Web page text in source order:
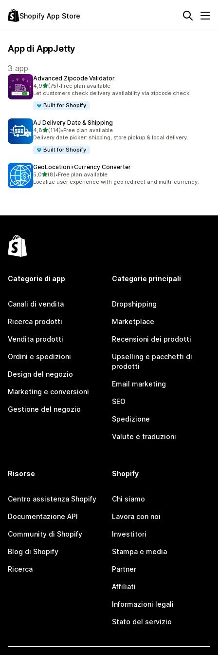
Shopify App Store
App di AppJetty
3 app
Advanced Zipcode Validator
4,9stelle su 5
(75)
75 recensioni totali
•Free plan available
Let customers check delivery availability via zipcode check
Built for Shopify
AJ Delivery Date & Shipping
4,8stelle su 5
(114)
114 recensioni totali
•Free plan available
Delivery date picker: shipping, store pickup & local delivery.
Built for Shopify
GeoLocation+Currency Converter
5,0stelle su 5
(8)
8 recensioni totali
•Free plan available
Localize user experience with geo redirect and multi-currency.
Categorie di app
Canali di vendita
Ricerca prodotti
Vendita prodotti
Ordini e spedizioni
Design del negozio
Marketing e conversioni
Gestione del negozio
Categorie principali
Dropshipping
Marketplace
Recensioni dei prodotti
Upselling e pacchetti di
prodotti
Email marketing
SEO
Spedizione
Valute e traduzioni
Risorse
Centro assistenza Shopify
Documentazione API
Community di Shopify
Blog di Shopify
Ricerca
Shopify
Chi siamo
Lavora con noi
Investitori
Stampa e media
Partner
Affiliati
Informazioni legali
Stato del servizio